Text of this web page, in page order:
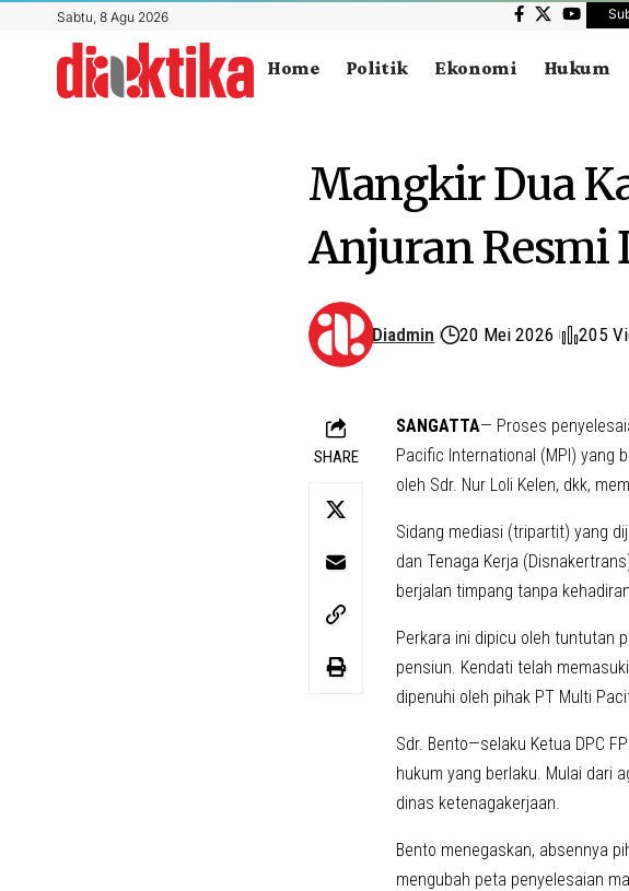
Sabtu, 8 Agu 2026
Home Politik Ekonomi Hukum
Mangkir Dua
Anjuran Resmi
Diadmin 20 Mei 2026 205
SHARE
SANGATTA— Proses
Pacific International (MPI) yang
oleh Sdr. Nur Loli Kelen, dkk,
Sidang mediasi (tripartit) yang
dan Tenaga Kerja
berjalan timpang tanpa
Perkara ini dipicu oleh tuntutan
pensiun. Kendati telah
dipenuhi oleh pihak PT Multi
Sdr. Bento—selaku Ketua DPC
hukum yang berlaku. Mulai dari
dinas ketenagakerjaan.
Bento menegaskan, absennya
mengubah peta penyelesaian